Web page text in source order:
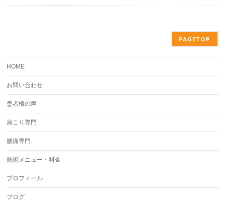
PAGETOP
HOME
お問い合わせ
患者様の声
肩こり専門
腰痛専門
施術メニュー・料金
プロフィール
ブログ